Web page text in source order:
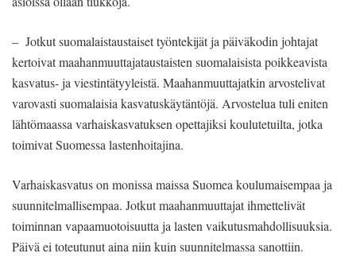
– Jotkut suomalaistaustaiset työntekijät ja päiväkodin johtajat
kertoivat maahanmuuttajataustaisten suomalaisista poikkeavista
kasvatus- ja viestintätyyleistä. Maahanmuuttajatkin arvostelivat
varovasti suomalaisia kasvatuskäytäntöjä. Arvostelua tuli eniten
lähtömaassa varhaiskasvatuksen opettajiksi koulutetuilta, jotka
toimivat Suomessa lastenhoitajina.
Varhaiskasvatus on monissa maissa Suomea koulumaisempaa ja
suunnitelmallisempaa. Jotkut maahanmuuttajat ihmettelivät
toiminnan vapaamuotoisuutta ja lasten vaikutusmahdollisuuksia.
Päivä ei toteutunut aina niin kuin suunnitelmassa sanottiin.